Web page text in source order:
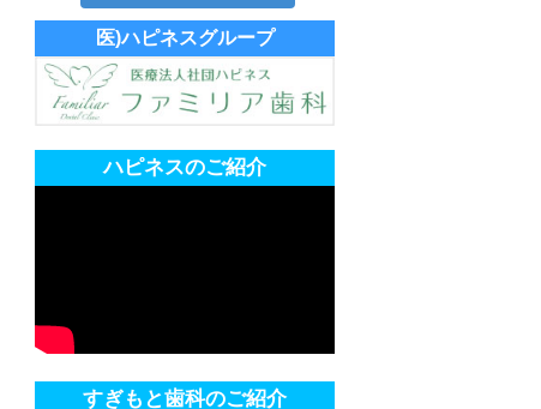
医)ハピネスグループ
ハピネスのご紹介
すぎもと歯科のご紹介